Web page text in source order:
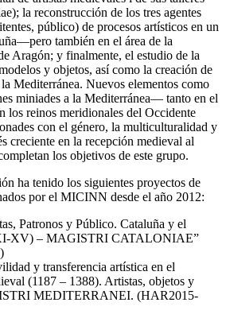
la reconstrucción de los tres agentes
público) de procesos artísticos en un
también en el área de la
Aragón; y finalmente, el estudio de la
y objetos, así como la creación de
Mediterránea. Nuevos elementos como
miniades a la Mediterránea— tanto en el
los reinos meridionales del Occidente
con el género, la multiculturalidad y
creciente en la recepción medieval al
los objetivos de este grupo.
ha tenido los siguientes proyectos de
por el MICINN desde el año 2012:
Patronos y Público. Cataluña y el
XV) – MAGISTRI CATALONIAE”
y transferencia artística en el
(1187 – 1388). Artistas, objetos y
MEDITERRANEI. (HAR2015-